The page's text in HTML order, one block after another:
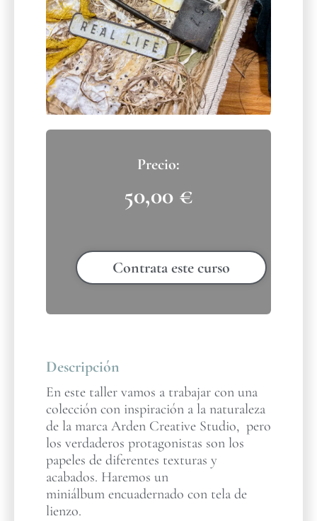
50,00 €
Contrata este curso
Descripción
En este taller vamos a trabajar con una
colección con inspiración a la naturaleza
de la marca Arden Creative Studio, pero
los verdaderos protagonistas son los
papeles de diferentes texturas y
acabados. Haremos un
miniálbum encuadernado con tela de
lienzo.